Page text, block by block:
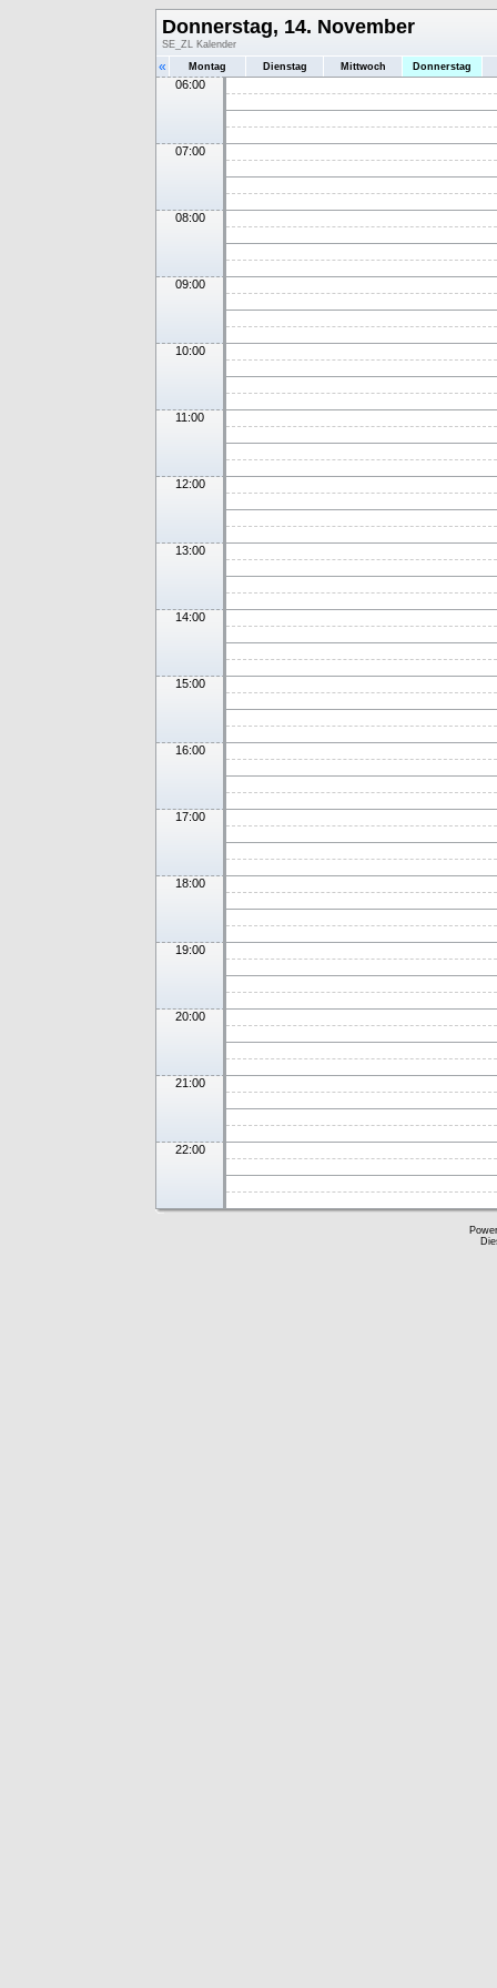
Donnerstag, 14. November
SE_ZL Kalender
« Montag Dienstag Mittwoch Donnerstag
06:00
07:00
08:00
09:00
10:00
11:00
12:00
13:00
14:00
15:00
16:00
17:00
18:00
19:00
20:00
21:00
22:00